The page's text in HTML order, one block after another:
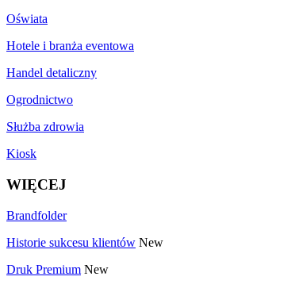
Oświata
Hotele i branża eventowa
Handel detaliczny
Ogrodnictwo
Służba zdrowia
Kiosk
WIĘCEJ
Brandfolder
Historie sukcesu klientów New
Druk Premium New